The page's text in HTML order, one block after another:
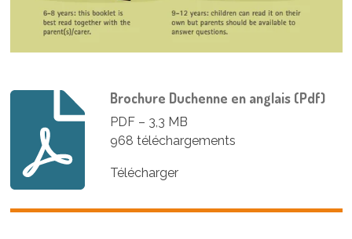
Brochure Duchenne en anglais (Pdf)
PDF – 3,3 MB
968 téléchargements
Télécharger